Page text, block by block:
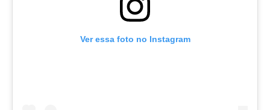
Ver essa foto no Instagram